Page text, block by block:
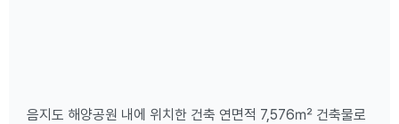
음지도 해양공원 내에 위치한 건축 연면적 7,576㎡ 건축물로